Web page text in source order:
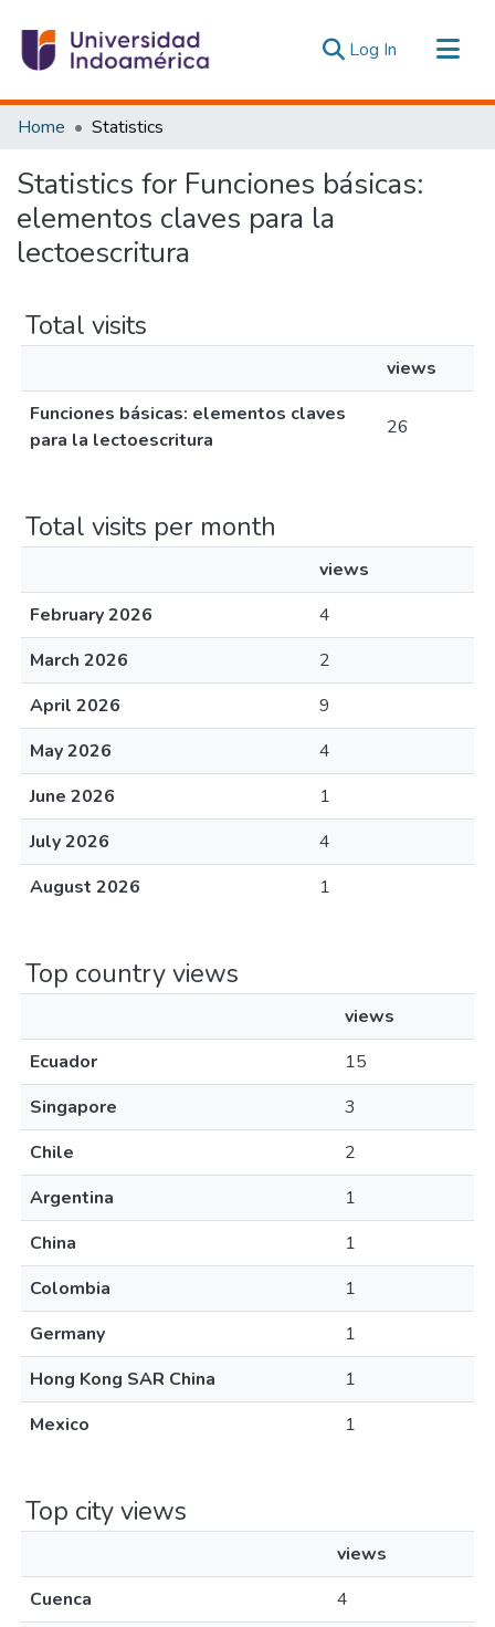
Log In (current)
Communities & Collections
Estadísticas Externas
Home Statistics
Statistics for Funciones básicas:
elementos claves para la
lectoescritura
Total visits
views
Funciones básicas: elementos claves
para la lectoescritura
26
Total visits per month
views
February 2026
4
March 2026
2
April 2026
9
May 2026
4
June 2026
1
July 2026
4
August 2026
1
Top country views
views
Ecuador
15
Singapore
3
Chile
2
Argentina
1
China
1
Colombia
1
Germany
1
Hong Kong SAR China
1
Mexico
1
Top city views
views
Cuenca
4